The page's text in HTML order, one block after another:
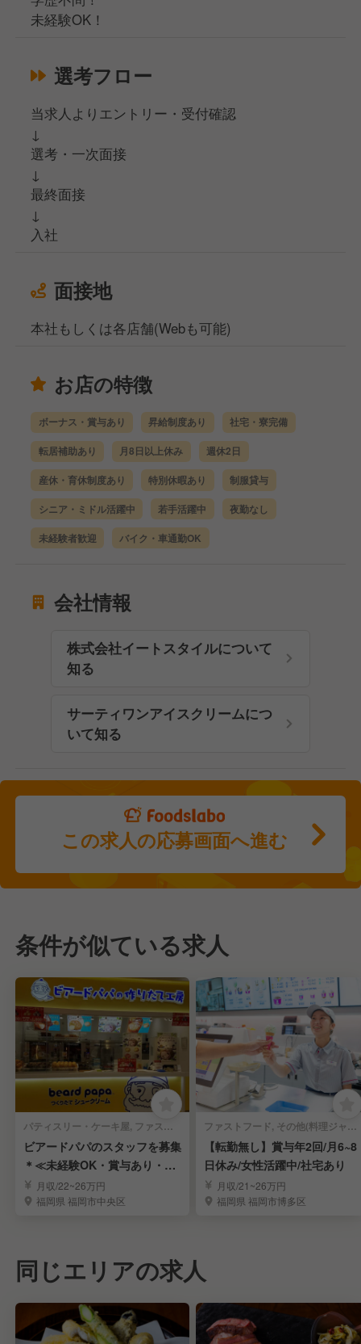
未経験OK！
選考フロー
当求人よりエントリー・受付確認
↓
選考・一次面接
↓
最終面接
↓
入社
面接地
本社もしくは各店舗(Webも可能)
お店の特徴
ボーナス・賞与あり 昇給制度あり 社宅・寮完備
転居補助あり 月8日以上休み 週休2日
産休・育休制度あり 特別休暇あり 制服貸与
シニア・ミドル活躍中 若手活躍中 夜勤なし
未経験者歓迎 バイク・車通勤OK
会社情報
株式会社イートスタイルについて
知る
サーティワンアイスクリームにつ
いて知る
この求人の応募画面へ進む
条件が似ている求人
パティスリー・ケーキ屋, ファストフード | 調理見習い・調理補助
ビアードパパのスタッフを募集
＊≪未経験OK・賞与あり・週
休2日≫
月収/22~26万円
福岡県 福岡市中央区
ファストフード, その他(料理ジャンル) | 調理見習い・調理補助
【転勤無し】賞与年2回/月6~8
日休み/女性活躍中/社宅あり
月収/21~26万円
福岡県 福岡市博多区
同じエリアの求人